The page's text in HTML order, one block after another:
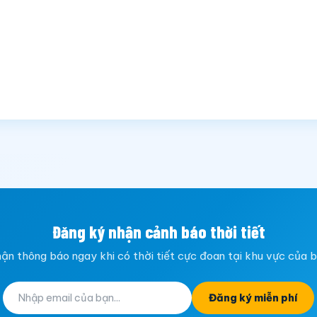
Đăng ký nhận cảnh báo thời tiết
thông báo ngay khi có thời tiết cực đoan tại khu vực của
Đăng ký miễn phí